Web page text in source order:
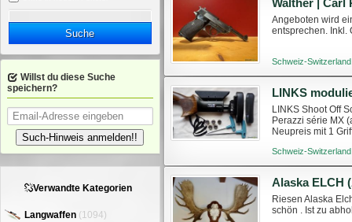
Angeboten wird
entsprechen. Inkl.
Schweiz-
LINKS Shoot Off
Perazzi série MX
Neupreis mit 1
Schweiz-
Alaska ELCH
Riesen Alaska
schön . Ist zu
Suche
Willst du diese Suche
speichern?
Such-Hinweis anmelden!!
Verwandte Kategorien
Langwaffen (1094)